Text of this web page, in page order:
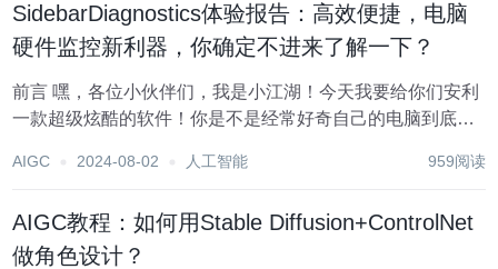
SidebarDiagnostics体验报告：高效便捷，电脑
硬件监控新利器，你确定不进来了解一下？
前言 嘿，各位小伙伴们，我是小江湖！今天我要给你们安利
一款超级炫酷的软件！你是不是经常好奇自己的电脑到底在
这款宝藏软件时，简直是眼前一亮，心里那个激动啊，就像
AIGC 2024-08-02 人工智能 959阅读
AIGC教程：如何用Stable Diffusion+ControlNet
做角色设计？